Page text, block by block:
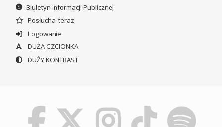
Biuletyn Informacji Publicznej
Posłuchaj teraz
Logowanie
DUŻA CZCIONKA
DUŻY KONTRAST